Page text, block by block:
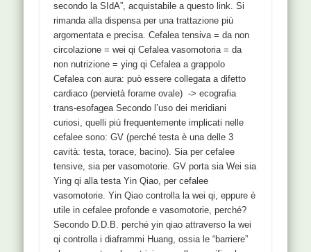
secondo la SIdA”, acquistabile a questo link. Si
rimanda alla dispensa per una trattazione più
argomentata e precisa. Cefalea tensiva = da non
circolazione = wei qi Cefalea vasomotoria = da
non nutrizione = ying qi Cefalea a grappolo
Cefalea con aura: può essere collegata a difetto
cardiaco (pervietà forame ovale) -> ecografia
trans-esofagea Secondo l’uso dei meridiani
curiosi, quelli più frequentemente implicati nelle
cefalee sono: GV (perché testa è una delle 3
cavità: testa, torace, bacino). Sia per cefalee
tensive, sia per vasomotorie. GV porta sia Wei sia
Ying qi alla testa Yin Qiao, per cefalee
vasomotorie. Yin Qiao controlla la wei qi, eppure è
utile in cefalee profonde e vasomotorie, perché?
Secondo D.D.B. perché yin qiao attraverso la wei
qi controlla i diaframmi Huang, ossia le “barriere”